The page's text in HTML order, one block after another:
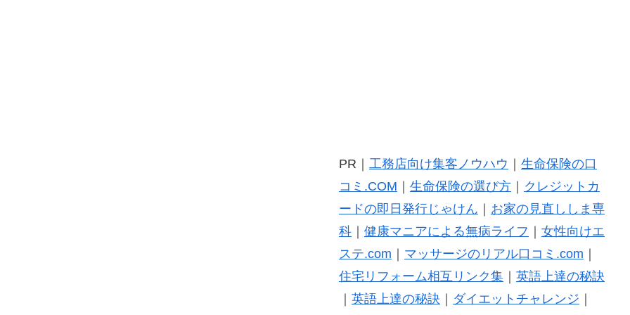
PR｜ 工務店向け集客ノウハウ
生命保険の口
コミ.COM
生命保険の選び方｜
クレジットカ
ードの即日発行じゃけん
お家の見直ししま専
科｜ 健康マニアによる無病ライフ
女性向けエ
ステ.com
マッサージのリアル口コミ.com
住宅リフォーム相互リンク集｜ 英語上達の秘訣
英語上達の秘訣 ダイエットチャレンジ